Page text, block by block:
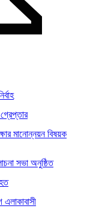
মানোন্নয়ন বিষয়ক
সভা অনুষ্ঠিত